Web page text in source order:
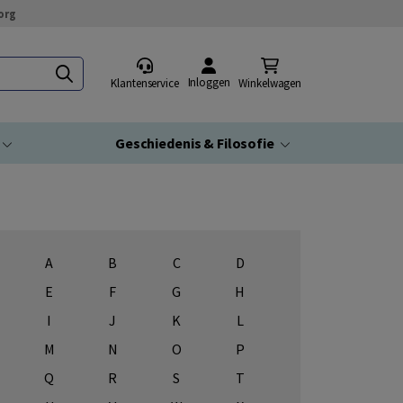
Klantenservice Inloggen Winkelwagen
Geschiedenis & Filosofie
A B C
D
E
F G
H
I
J K
L
M
N O
P
Q
R S
T